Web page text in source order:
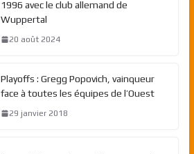
1996 avec le club allemand de
Wuppertal
20 août 2024
Playoffs : Gregg Popovich, vainqueur
face à toutes les équipes de l’Ouest
29 janvier 2018